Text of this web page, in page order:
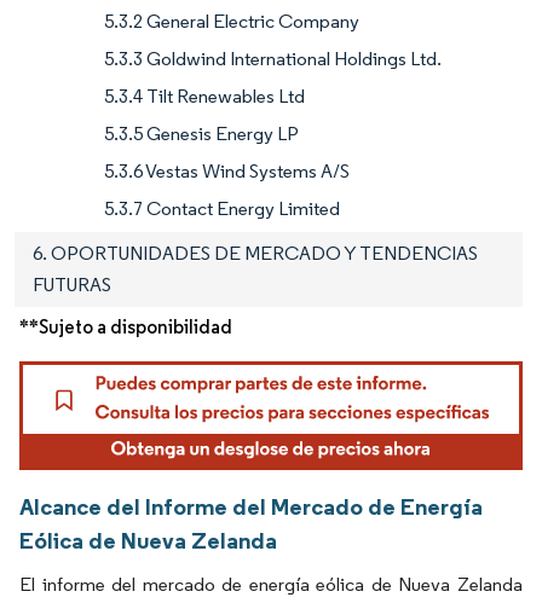
5.3.2 General Electric Company
5.3.3 Goldwind International Holdings Ltd.
5.3.4 Tilt Renewables Ltd
5.3.5 Genesis Energy LP
5.3.6 Vestas Wind Systems A/S
5.3.7 Contact Energy Limited
6. OPORTUNIDADES DE MERCADO Y TENDENCIAS
FUTURAS
**Sujeto a disponibilidad
Alcance del Informe del Mercado de Energía
Eólica de Nueva Zelanda
El informe del mercado de energía eólica de Nueva Zelanda